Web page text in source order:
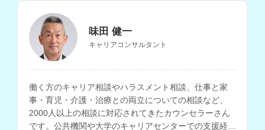
味田 健一
キャリアコンサルタント
働く方のキャリア相談やハラスメント相談、仕事と家
事・育児・介護・治療との両立についての相談など、
2000人以上の相談に対応されてきたカウンセラーさん
です。公共機関や大学のキャリアセンターでの支援経験